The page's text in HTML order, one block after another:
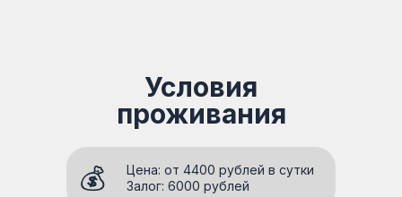
Условия
проживания
💰
Цена: от 4400 рублей в сутки
Залог: 6000 рублей